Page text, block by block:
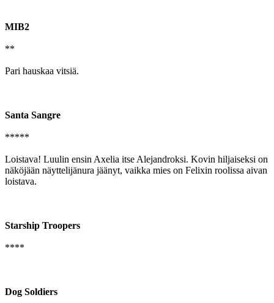
MIB2
**
Pari hauskaa vitsiä.
Santa Sangre
*****
Loistava! Luulin ensin Axelia itse Alejandroksi. Kovin hiljaiseksi on
näköjään näyttelijänura jäänyt, vaikka mies on Felixin roolissa aivan
loistava.
Starship Troopers
****
Dog Soldiers